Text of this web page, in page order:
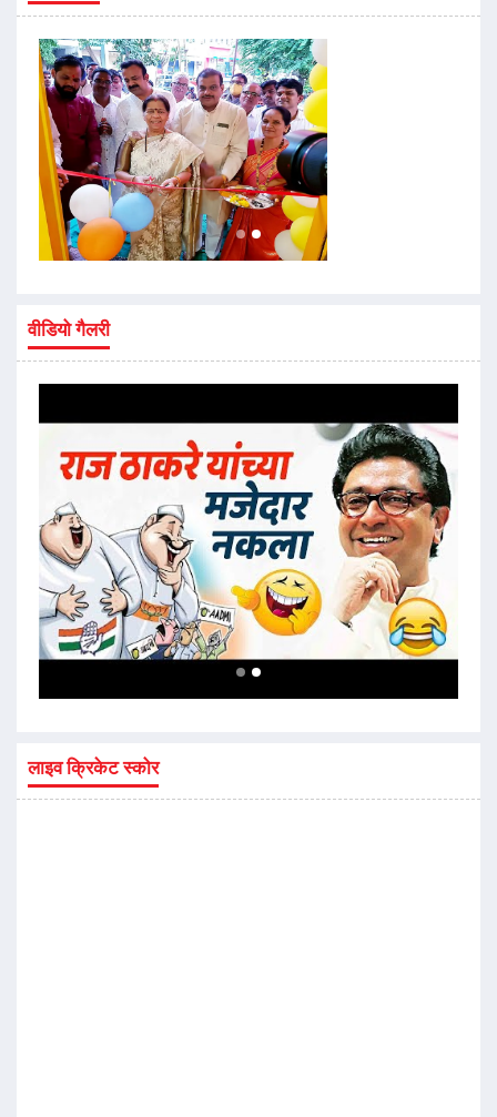
वीडियो गैलरी
लाइव क्रिकेट स्कोर